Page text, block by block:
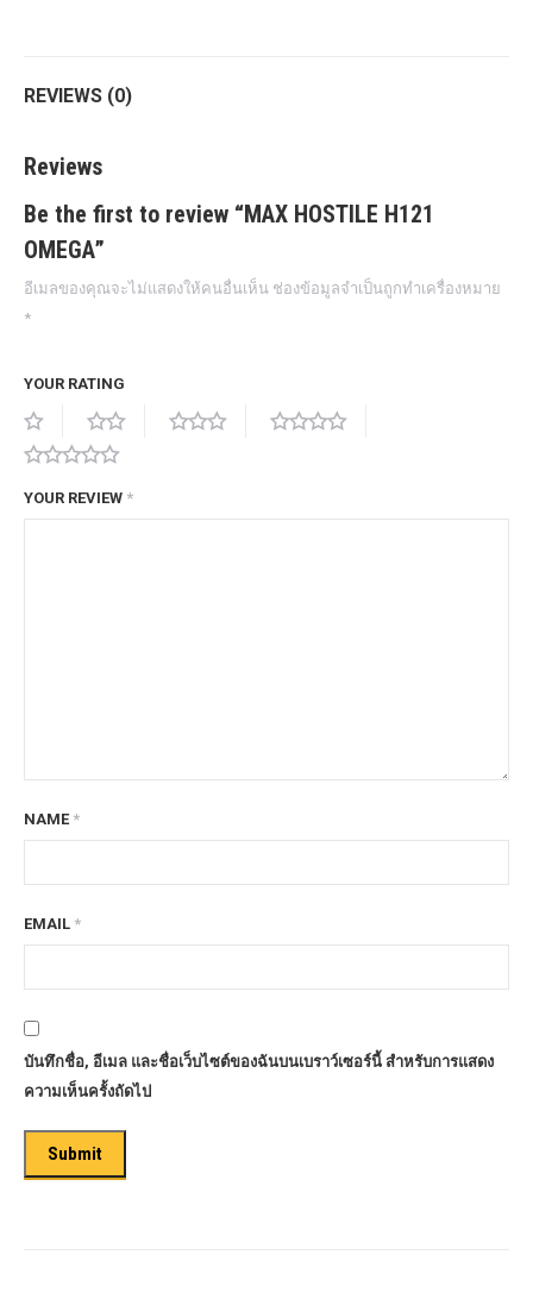
REVIEWS (0)
Reviews
Be the first to review “MAX HOSTILE H121
OMEGA”
อีเมลของคุณจะไม่แสดงให้คนอื่นเห็น ช่องข้อมูลจำเป็นถูกทำเครื่องหมาย
*
YOUR RATING
YOUR REVIEW *
NAME *
EMAIL *
บันทึกชื่อ, อีเมล และชื่อเว็บไซต์ของฉันบนเบราว์เซอร์นี้ สำหรับการแสดง
ความเห็นครั้งถัดไป